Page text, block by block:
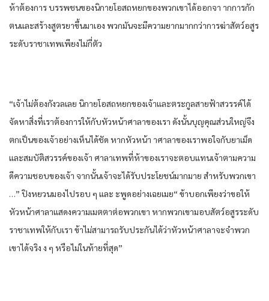
ห้า​ต้องการ​ บรรพชน​ของ​นิกาย​โอสถ​หยก​ของ​พวกเขา​ได้​ออกจา าก​การ​กัก​
ตน​และ​สร้าง​สูตร​ยา​ขึ้น​มาเอง​ พวก​มัน​จะมีความ​ยาก​มากกว่า​การ​ฆ่าสัตว์​อสูร​
ระดับ​ราชา​เทพ​เพียง​ไม่กี่​ตัว​
“เจ้าไม่ต้อง​กังวล​เลย​ นิกาย​โอสถ​หยก​ของ​เจ้าและ​ตระกูล​สายฟ้า​สวรรค์​ได้​
จัดหา​สิ่งที่​เรา​ต้องการ​ให้​กับ​หัวหน้า​ศาลา​ของ​เรา​ ดังนั้น​บุญคุณ​ส่วนใหญ่​จึง
ตกเป็นของ​เจ้าอย่าง​เห็นได้ชัด​ หาก​หัวหน้า า​ศาลา​ของ​เรา​พอใจ​กับ​ยาเม็ด​
และ​สมบัติ​สวรรค์​ของ​เจ้า ศาลา​เทพ​ที่​ห้า​ของ​เรา​จะตอบแทน​เจ้าตาม​ความ
ดี​ความชอบ​ของ​เจ้า จากนั้น​เจ้าจะได้​รับประโยชน์​มากมาย​ สำหรับ​พวกเขา​
…” ปิงหยวน​มอง​ไปรอบ​ ๆ และ ะ​พูด​อย่าง​เฉยเมย​“ ข้า​บอก​เพียง​ว่า​ขอให้​
หัวหน้า​ศาลา​แสดง​ความเมตตา​ต่อ​พวกเขา​ หาก​พวกเขา​มอบ​สัตว์​อสูร​ระดับ​
ราชา​เทพ​ให้​กับ​เรา​ ข้า​ไม่สามารถ​รับประกัน​ได้​ว่า​หัวหน้า​ศาลา​จะจำพวก
เขา​ได้​จริง ง ๆ​ หรือไม่​ใน​ท้ายที่สุด​”